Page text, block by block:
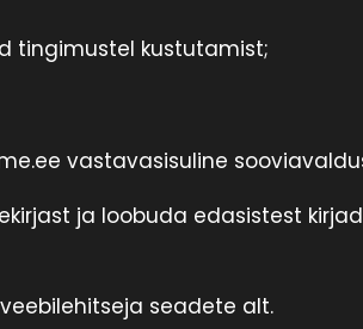
tingimustel kustutamist;
vastavasisuline
ja loobuda edasistest
seadete alt.